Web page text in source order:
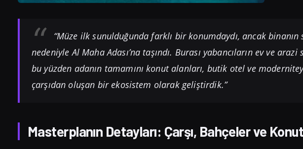
“Müze ilk sunulduğunda farklı bir konumdaydı, ancak binanın
nedeniyle Al Maha Adası’na taşındı. Burası yabancıların ev ve
bu yüzden adanın tamamını konut alanları, butik otel ve
çarşıdan oluşan bir ekosistem olarak geliştirdik.”
Masterplanın Detayları: Çarşı, Bahçeler ve